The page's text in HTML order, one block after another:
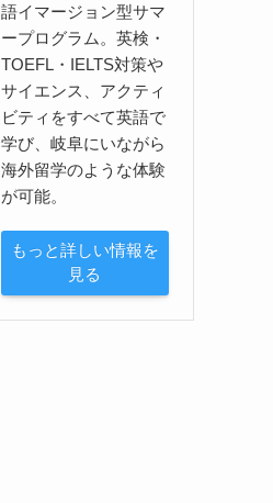
語イマージョン型サマ
ープログラム。英検・
TOEFL・IELTS対策や
サイエンス、アクティ
ビティをすべて英語で
学び、岐阜にいながら
海外留学のような体験
が可能。
もっと詳しい情報を
見る